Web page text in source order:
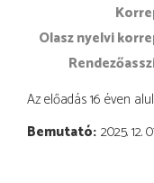
olasz nyelvi
Az előadás 16 éven
Bemutató 2025. 12.